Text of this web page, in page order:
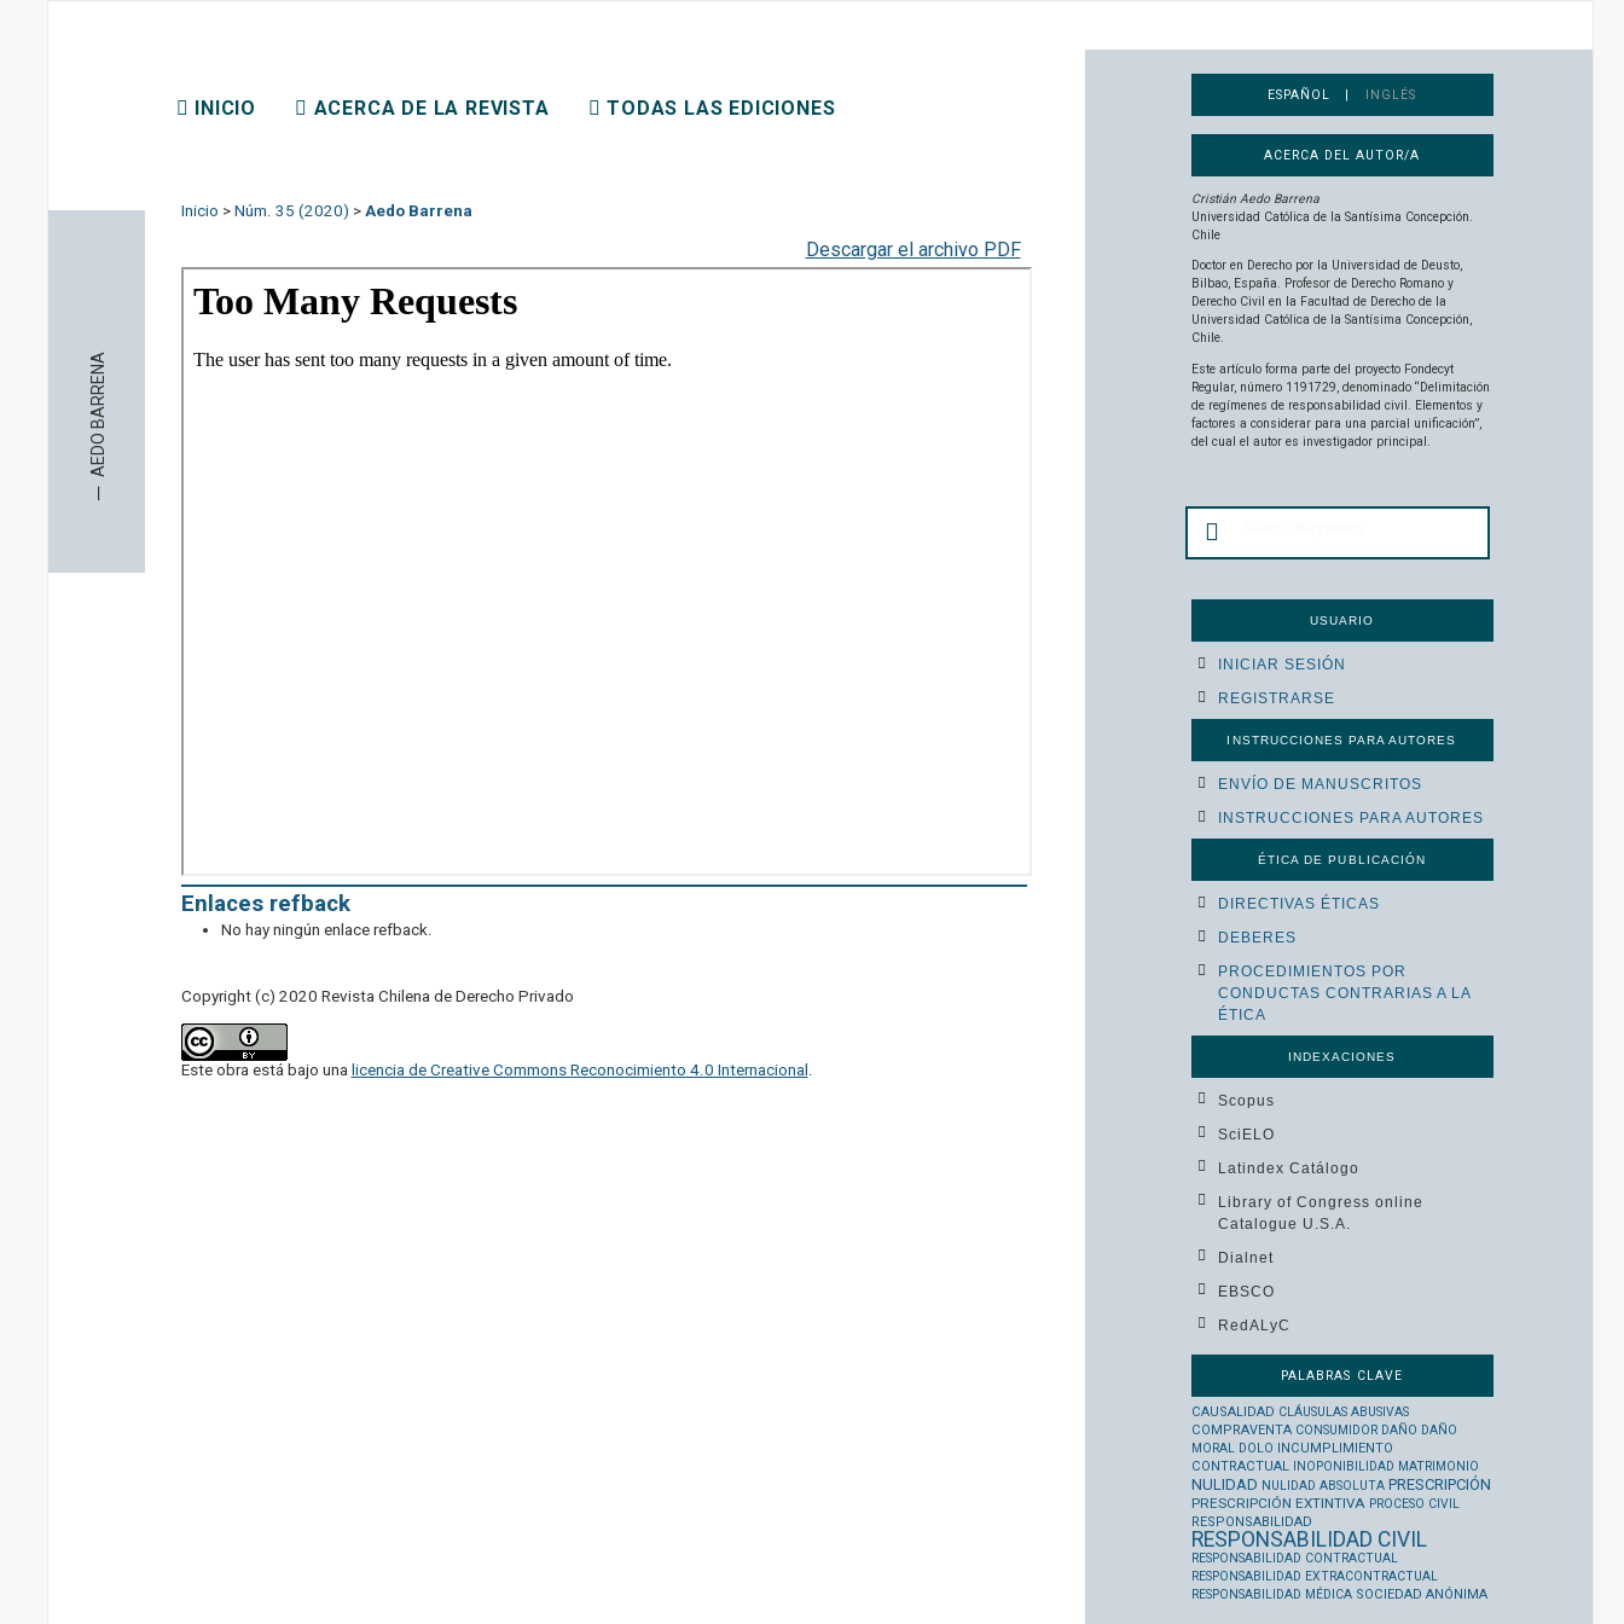
ESPAÑOL | INGLÉS
ACERCA DEL AUTOR/A
Cristián Aedo Barrena
Universidad Católica de la Santísima Concepción.
Chile
Doctor en Derecho por la Universidad de Deusto,
Bilbao, España. Profesor de Derecho Romano y
Derecho Civil en la Facultad de Derecho de la
Universidad Católica de la Santísima Concepción,
Chile.
Este artículo forma parte del proyecto Fondecyt
Regular, número 1191729, denominado “Delimitación
de regímenes de responsabilidad civil. Elementos y
factores a considerar para una parcial unificación”,
del cual el autor es investigador principal.
USUARIO
INICIAR SESIÓN
REGISTRARSE
INSTRUCCIONES PARA AUTORES
ENVÍO DE MANUSCRITOS
INSTRUCCIONES PARA AUTORES
ÉTICA DE PUBLICACIÓN
DIRECTIVAS ÉTICAS
DEBERES
PROCEDIMIENTOS POR
CONDUCTAS CONTRARIAS A LA
ÉTICA
INDEXACIONES
Scopus
SciELO
Latindex Catálogo
Library of Congress online
Catalogue U.S.A.
Dialnet
EBSCO
RedALyC
PALABRAS CLAVE
CAUSALIDAD CLÁUSULAS ABUSIVAS
COMPRAVENTA CONSUMIDOR DAÑO DAÑO
MORAL DOLO INCUMPLIMIENTO
CONTRACTUAL INOPONIBILIDAD MATRIMONIO
NULIDAD NULIDAD ABSOLUTA PRESCRIPCIÓN
PRESCRIPCIÓN EXTINTIVA PROCESO CIVIL
RESPONSABILIDAD
RESPONSABILIDAD CIVIL
RESPONSABILIDAD CONTRACTUAL
RESPONSABILIDAD EXTRACONTRACTUAL
RESPONSABILIDAD MÉDICA SOCIEDAD ANÓNIMA
INICIO ACERCA DE LA REVISTA TODAS LAS EDICIONES
─
AEDO BARRENA
Inicio > Núm. 35 (2020) > Aedo Barrena
Descargar el archivo PDF
Enlaces refback
No hay ningún enlace refback.
Copyright (c) 2020 Revista Chilena de Derecho Privado
Este obra está bajo una licencia de Creative Commons Reconocimiento 4.0 Internacional .